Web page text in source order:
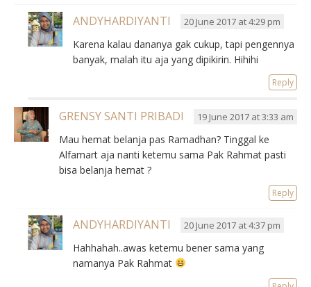
ANDYHARDIYANTI 20 June 2017 at 4:29 pm
Karena kalau dananya gak cukup, tapi pengennya
banyak, malah itu aja yang dipikirin. Hihihi
Reply
GRENSY SANTI PRIBADI 19 June 2017 at 3:33 am
Mau hemat belanja pas Ramadhan? Tinggal ke
Alfamart aja nanti ketemu sama Pak Rahmat pasti
bisa belanja hemat ?
Reply
ANDYHARDIYANTI 20 June 2017 at 4:37 pm
Hahhahah..awas ketemu bener sama yang
namanya Pak Rahmat